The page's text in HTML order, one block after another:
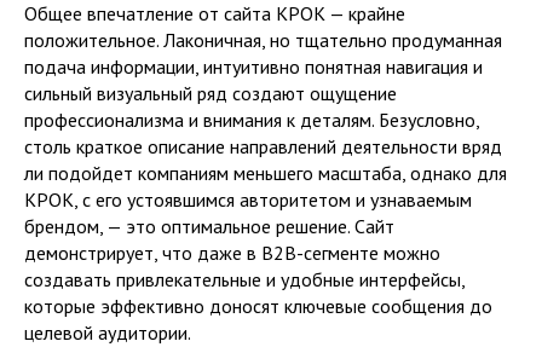
Общее впечатление от сайта КРОК — крайне
положительное. Лаконичная, но тщательно продуманная
подача информации, интуитивно понятная навигация и
сильный визуальный ряд создают ощущение
профессионализма и внимания к деталям. Безусловно,
столь краткое описание направлений деятельности вряд
ли подойдет компаниям меньшего масштаба, однако для
КРОК, с его устоявшимся авторитетом и узнаваемым
брендом, — это оптимальное решение. Сайт
демонстрирует, что даже в B2B-сегменте можно
создавать привлекательные и удобные интерфейсы,
которые эффективно доносят ключевые сообщения до
целевой аудитории.